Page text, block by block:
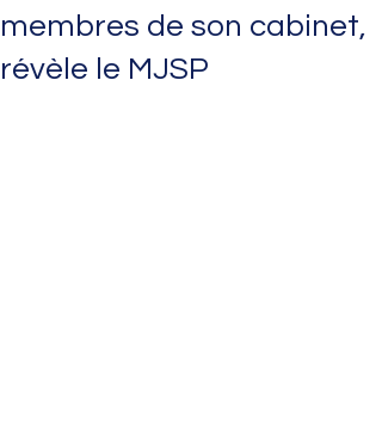
membres de son cabinet,
révèle le MJSP